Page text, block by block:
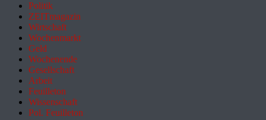
Politik
ZEITmagazin
Wirtschaft
Wochenmarkt
Geld
Wochenende
Gesellschaft
Arbeit
Feuilleton
Wissenschaft
Pol. Feuilleton